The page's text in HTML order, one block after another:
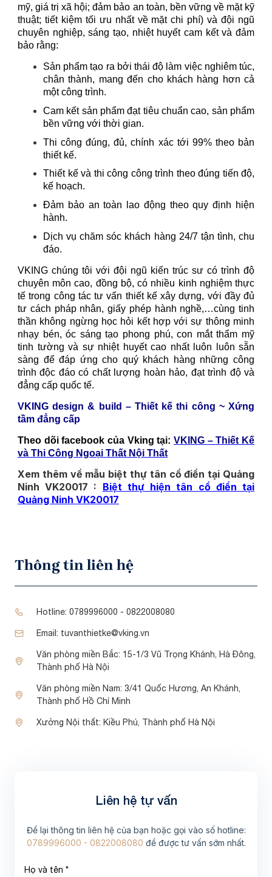
mỹ, giá trị xã hội; đảm bảo an toàn, bền vững về mặt kỹ
thuật; tiết kiệm tối ưu nhất về mặt chi phí) và đội ngũ
chuyên nghiệp, sáng tạo, nhiệt huyết cam kết và đảm
bảo rằng:
Sản phẩm tạo ra bởi thái độ làm việc nghiêm túc,
chân thành, mang đến cho khách hàng hơn cả
một công trình.
Cam kết sản phẩm đạt tiêu chuẩn cao, sản phẩm
bền vững với thời gian.
Thi công đúng, đủ, chính xác tới 99% theo bản
thiết kế.
Thiết kế và thi công công trình theo đúng tiến độ,
kế hoạch.
Đảm bảo an toàn lao động theo quy định hiện
hành.
Dịch vụ chăm sóc khách hàng 24/7 tận tình, chu
đáo.
VKING chúng tôi với đội ngũ kiến trúc sư có trình độ
chuyên môn cao, đồng bộ, có nhiều kinh nghiệm thực
tế trong công tác tư vấn thiết kế xây dựng, với đầy đủ
tư cách pháp nhân, giấy phép hành nghề,…cùng tinh
thần không ngừng học hỏi kết hợp với sự thông minh
nhạy bén, óc sáng tạo phong phú, con mắt thẩm mỹ
tinh tường và sự nhiệt huyết cao nhất luôn luôn sẵn
sàng để đáp ứng cho quý khách hàng những công
trình độc đáo có chất lượng hoàn hảo, đạt trình độ và
đẳng cấp quốc tế.
VKING design & build – Thiết kế thi công ~ Xứng
tầm đẳng cấp
Theo dõi facebook của Vking tại: VKING – Thiết Kế
và Thi Công Ngoại Thất Nội Thất
Xem thêm về mẫu biệt thự tân cổ điển tại Quảng
Ninh VK20017 : Biệt thự hiệntân cổ điểntại
Quảng Ninh VK20017
Thông tin liên hệ
Hotline: 0789996000 - 0822008080
Email: tuvanthietke@vking.vn
Văn phòng miền Bắc: 15-1/3 Vũ Trọng Khánh, Hà Đông,
Thành phố Hà Nội
Văn phòng miền Nam: 3/41 Quốc Hương, An Khánh,
Thành phố Hồ Chí Minh
Xưởng Nội thất: Kiều Phú, Thành phố Hà Nội
Liên hệ tự vấn
Để lại thông tin liên hệ của bạn hoặc gọi vào số hotline:
0789996000 - 0822008080 để được tư vấn sớm nhất.
Họ và tên *